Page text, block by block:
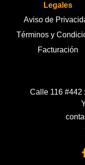
Legales
Aviso de
Términos y
Facturación
Calle 116 #442